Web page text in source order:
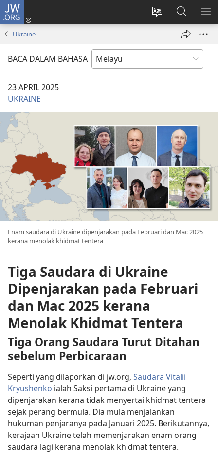
JW.ORG
Tukar
bahasa
web
Log
Masuk
baharu)
Cari
JW.ORG
Ukraine
BACA DALAM BAHASA
23 APRIL 2025
UKRAINE
Enam saudara di Ukraine dipenjarakan pada Februari dan Mac 2025
kerana menolak khidmat tentera
Tiga Saudara di Ukraine
Dipenjarakan pada Februari
dan Mac 2025 kerana
Menolak Khidmat Tentera
Tiga Orang Saudara Turut Ditahan
sebelum Perbicaraan
Seperti yang dilaporkan di jw.org, Saudara Vitalii
Kryushenko ialah Saksi pertama di Ukraine yang
dipenjarakan kerana tidak menyertai khidmat tentera
sejak perang bermula. Dia mula menjalankan
hukuman penjaranya pada Januari 2025. Berikutannya,
kerajaan Ukraine telah memenjarakan enam orang
saudara lagi kerana menolak khidmat tentera.